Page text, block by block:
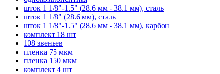
шток 1 1/8"-1.5" (28.6 мм - 38.1 мм), сталь
шток 1 1/8" (28.6 мм), сталь
шток 1 1/8"-1.5" (28.6 мм - 38.1 мм), карбон
комплект 18 шт
108 звеньев
пленка 75 мкм
пленка 150 мкм
комплект 4 шт